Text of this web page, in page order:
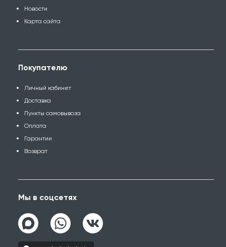
Новости
Карта сайта
Покупателю
Личный кабинет
Доставка
Пункты самовывоза
Оплата
Гарантии
Возврат
Мы в соцсетях